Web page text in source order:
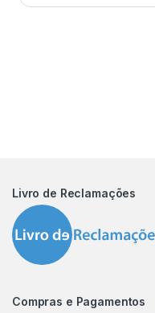
Livro de Reclamações
Compras e Pagamentos